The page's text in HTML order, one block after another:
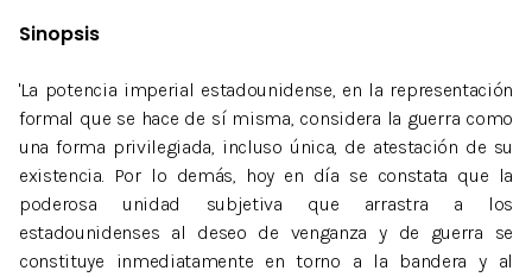
Sinopsis
'La potencia imperial estadounidense, en la representación
formal que se hace de sí misma, considera la guerra como
una forma privilegiada, incluso única, de atestación de su
existencia. Por lo demás, hoy en día se constata que la
poderosa unidad subjetiva que arrastra a los
estadounidenses al deseo de venganza y de guerra se
constituye inmediatamente en torno a la bandera y al